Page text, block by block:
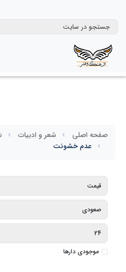
صفحه اصلی شعر و ادبیات
عدم خشونت
موجودی دارها